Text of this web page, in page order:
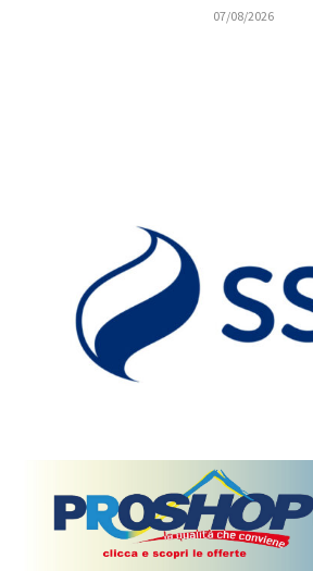
07/08/2026